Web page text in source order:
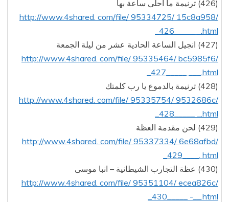
(426) ترنيمة ما احلى ساعة بها
http://www.4shared. com/file/ 95334725/ 15c8a958/
_426_____ _.html
(427) انجيل الساعة الحادية عشر من ليلة الجمعة
http://www.4shared. com/file/ 95335464/ bc5985f6/
_427_____ ___.html
(428) ترنيمة بالدموع يا رب كلمتك
http://www.4shared. com/file/ 95335754/ 9532686c/
_428_____ _.html
(429) لحن مقدمة العظة
http://www.4shared. com/file/ 95337334/ 6e68afbd/
_429____. html
(430) عظة التجارب الشيطانية – انبا موسى
http://www.4shared. com/file/ 95351104/ ecea826c/
_430_____ -__.html